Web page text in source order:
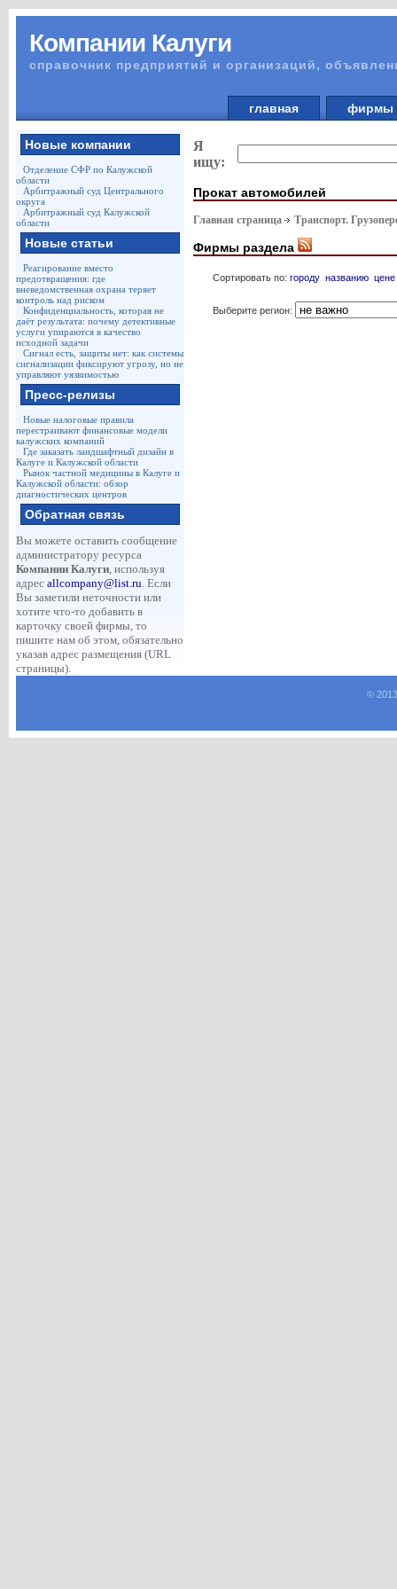
Компании Калуги
справочник предприятий и организаций,
главная
Новые компании
Отделение СФР по Калужской
области
Арбитражный суд Центрального
округа
Арбитражный суд Калужской
области
Новые статьи
Реагирование вместо
предотвращения: где
вневедомственная охрана теряет
контроль над риском
Конфиденциальность, которая не
даёт результата: почему детективные
услуги упираются в качество
исходной задачи
Сигнал есть, защиты нет: как системы
сигнализации фиксируют угрозу, но не
управляют уязвимостью
Пресс-релизы
Новые налоговые правила
перестраивают финансовые модели
калужских компаний
Где заказать ландшафтный дизайн в
Калуге и Калужской области
Рынок частной медицины в Калуге и
Калужской области: обзор
диагностических центров
Обратная связь
Вы можете оставить сообщение
администратору ресурса
Компании Калуги, используя
адрес allcompany@list.ru. Если
Вы заметили неточности или
хотите что-то добавить в
карточку своей фирмы, то
пишите нам об этом, обязательно
указав адрес размещения (URL
страницы).
Я
ищу:
Прокат автомобилей
Главная страница Транспорт.
Фирмы раздела
Сортировать по: городу названию цене
Выберите регион:
©